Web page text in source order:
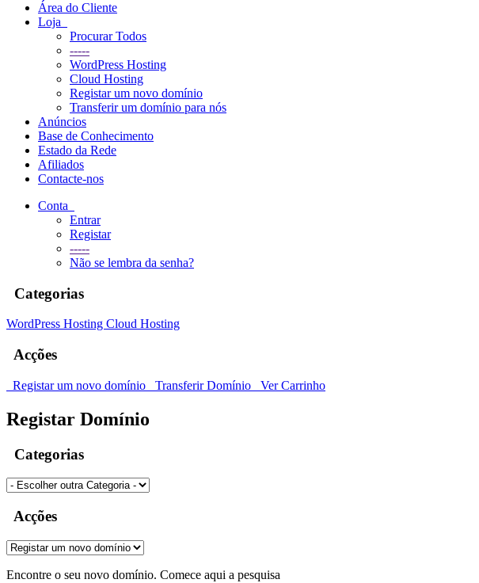
Área do Cliente
Loja
Procurar Todos
-----
WordPress Hosting
Cloud Hosting
Registar um novo domínio
Transferir um domínio para nós
Anúncios
Base de Conhecimento
Estado da Rede
Afiliados
Contacte-nos
Conta
Entrar
Registar
-----
Não se lembra da senha?
Categorias
WordPress Hosting Cloud Hosting
Acções
Registar um novo domínio Transferir Domínio Ver Carrinho
Registar Domínio
Categorias
Acções
Encontre o seu novo domínio. Comece aqui a pesquisa